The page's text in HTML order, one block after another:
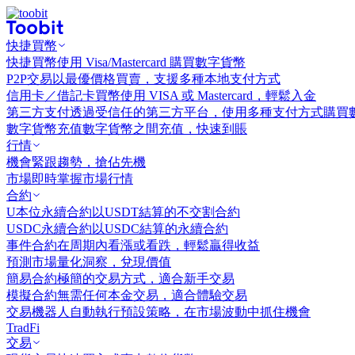
快捷買幣
快捷買幣使用 Visa/Mastercard 購買數字貨幣
P2P交易 以最優價格買賣，支援多種本地支付方式
信用卡／借記卡買幣使用 VISA 或 Mastercard，輕鬆入金
第三方支付透過受信任的第三方平台，使用多種支付方式購買
數字貨幣充值數字貨幣之間充值，快速到賬
行情
機會緊跟趨勢，搶佔先機
市場即時掌握市場行情
合約
U本位永續合約 以USDT結算的不交割合約
USDC永續合約 以USDC結算的永續合約
事件合約在周期內看漲或看跌，輕鬆贏得收益
預測市場量化洞察，兌現價值
簡易合約極簡的交易方式，適合新手交易
模擬合約無需任何本金交易，適合體驗交易
交易機器人 自動執行預設策略，在市場波動中抓住機會
TradFi
交易